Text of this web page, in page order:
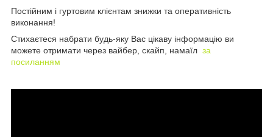
Постійним і гуртовим клієнтам знижки та оперативність
виконання!
Стихаєтеся набрати будь-яку Вас цікаву інформацію ви
можете отримати через вайбер, скайп, намаїл за
посиланням